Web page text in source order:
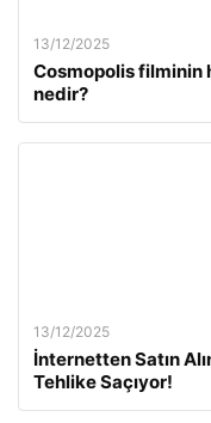
13/12/2025
Cosmopolis filminin
nedir?
13/12/2025
İnternetten Satın
Tehlike Saçıyor!